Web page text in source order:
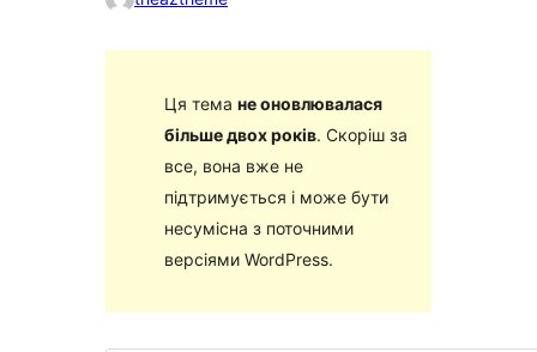
Ця тема не оновлювалася
більше двох років. Скоріш за
все, вона вже не
підтримується і може бути
несумісна з поточними
версіями WordPress.